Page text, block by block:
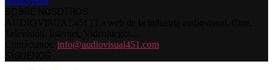
info@audiovisual451.com